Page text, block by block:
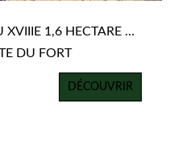
MAGNIFIQUE MOULIN DU XVIIIE 1,6 HECTARE DE SÉRÉNITÉ AVEC COURS D'EAU
DU FORT
DÉCOUVRIR